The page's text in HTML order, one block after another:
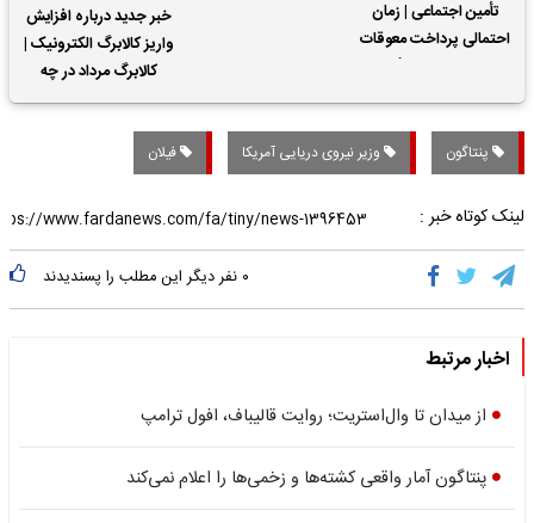
تأمین اجتماعی | زمان
احتمالی پرداخت معوقات
خبر جدید درباره افزایش
واریز کالابرگ الکترونیک |
کالابرگ مرداد در چه
تاریخی واریز خواهد شد؟
پنتاگون وزیر نیروی دریایی آمریکا فیلان
لینک کوتاه خبر :
۰ نفر دیگر این مطلب را پسندیدند
اخبار مرتبط
از میدان تا وال‌استریت؛ روایت قالیباف، افول ترامپ
پنتاگون آمار واقعی کشته‌ها و زخمی‌ها را اعلام نمی‌کند